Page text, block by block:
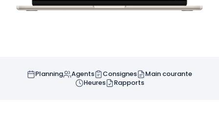
Planning Agents Consignes
Main courante
Heures
Rapports